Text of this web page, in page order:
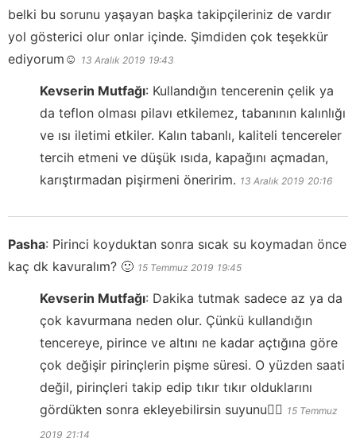
belki bu sorunu yaşayan başka takipçileriniz de vardır
yol gösterici olur onlar içinde. Şimdiden çok teşekkür
ediyorum☺️ 13 Aralık 2019 19:43
Kevserin Mutfağı: Kullandığın tencerenin çelik ya
da teflon olması pilavı etkilemez, tabanının kalınlığı
ve ısı iletimi etkiler. Kalın tabanlı, kaliteli tencereler
tercih etmeni ve düşük ısıda, kapağını açmadan,
karıştırmadan pişirmeni öneririm. 13 Aralık 2019 20:16
Pasha: Pirinci koyduktan sonra sıcak su koymadan önce
kaç dk kavuralım? 🙂 15 Temmuz 2019 19:45
Kevserin Mutfağı: Dakika tutmak sadece az ya da
çok kavurmana neden olur. Çünkü kullandığın
tencereye, pirince ve altını ne kadar açtığına göre
çok değişir pirinçlerin pişme süresi. O yüzden saati
değil, pirinçleri takip edip tıkır tıkır olduklarını
gördükten sonra ekleyebilirsin suyunu👍🏻 15 Temmuz
2019 21:14